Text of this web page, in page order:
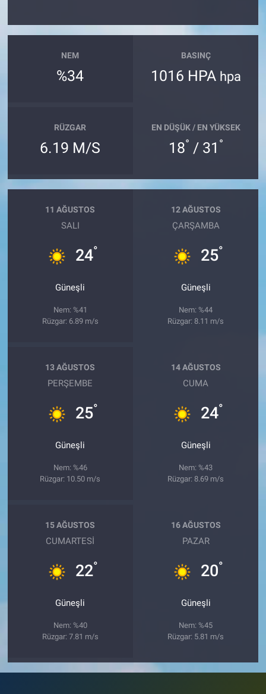
NEM
%34
BASINÇ
1016 HPA hpa
RÜZGAR
6.19 M/S
EN DÜŞÜK / EN YÜKSEK
18° / 31 °
11 AĞUSTOS
SALI
24°
Güneşli
Nem: %41
Rüzgar: 6.89 m/s
12 AĞUSTOS
ÇARŞAMBA
25°
Güneşli
Nem: %44
Rüzgar: 8.11 m/s
13 AĞUSTOS
PERŞEMBE
25°
Güneşli
Nem: %46
Rüzgar: 10.50 m/s
14 AĞUSTOS
CUMA
24°
Güneşli
Nem: %43
Rüzgar: 8.69 m/s
15 AĞUSTOS
CUMARTESI
22°
Güneşli
Nem: %40
Rüzgar: 7.81 m/s
16 AĞUSTOS
PAZAR
20°
Güneşli
Nem: %45
Rüzgar: 5.81 m/s